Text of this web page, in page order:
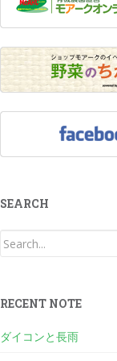
SEARCH
RECENT NOTE
ダイコンと長雨